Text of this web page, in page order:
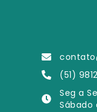
(51)
Seg a
Sábado